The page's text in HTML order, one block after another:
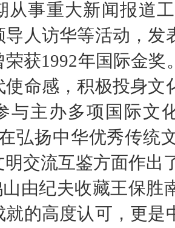
从事重大新闻报道
导人访华等活动，发
荣获1992年国际金
使命感，积极投身文
与主办多项国际文
弘扬中华优秀传统
明交流互鉴方面作出
纪夫收藏王保胜
就的高度认可，更是